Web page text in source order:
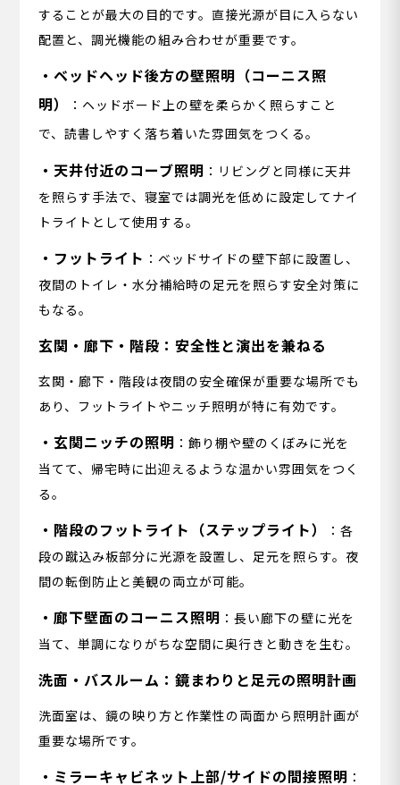
することが最大の目的です。直接光源が目に入らない
配置と、調光機能の組み合わせが重要です。
・ベッドヘッド後方の壁照明（コーニス照
明）
：ヘッドボード上の壁を柔らかく照らすこと
で、読書しやすく落ち着いた雰囲気をつくる。
・天井付近のコーブ照明 ：リビングと同様に天井
を照らす手法で、寝室では調光を低めに設定してナイ
トライトとして使用する。
・フットライト ：ベッドサイドの壁下部に設置し、
夜間のトイレ・水分補給時の足元を照らす安全対策に
もなる。
玄関・廊下・階段：安全性と演出を兼ねる
玄関・廊下・階段は夜間の安全確保が重要な場所でも
あり、フットライトやニッチ照明が特に有効です。
・玄関ニッチの照明 ：飾り棚や壁のくぼみに光を
当てて、帰宅時に出迎えるような温かい雰囲気をつく
る。
・階段のフットライト（ステップライト）
：各
段の蹴込み板部分に光源を設置し、足元を照らす。夜
間の転倒防止と美観の両立が可能。
・廊下壁面のコーニス照明 ：長い廊下の壁に光を
当て、単調になりがちな空間に奥行きと動きを生む。
洗面・バスルーム：鏡まわりと足元の照明計画
洗面室は、鏡の映り方と作業性の両面から照明計画が
重要な場所です。
・ミラーキャビネット上部/サイドの間接照明 ：